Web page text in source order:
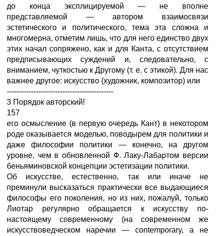
до конца эксплицируемой — не вполне
представляемой — автором взаимосвязи
эстетического и политического, тема эта сложна и
многомерна, отметим лишь, что для него единство двух
этих начал сопряжено, как и для Канта, с отсутствием
предписывающих суждений и, следовательно, с
вниманием, чуткостью к Другому (т. е. с этикой). Для нас
важнее другое: искусство (художник, композитор) или
--------------------------------------------
3 Порядок авторский!
157
его осмысление (в первую очередь Кант) в некотором
роде оказывается моделью, поводырем для политики и
даже философии политики — конечно, на другом
уровне, чем в обновленной Ф. Лаку-Лабартом версии
беньяминовской концепции эстетизации политики.
Об искусстве, естественно, так или иначе не
преминули высказаться практически все выдающиеся
философы его поколения, но из них, пожалуй, только
Лиотар регулярно обращается к искусству по-
настоящему современному (на современном же
искусствоведческом наречии — contemporary, а не